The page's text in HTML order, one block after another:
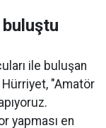
ile buluşan
"Amatör
yapması en